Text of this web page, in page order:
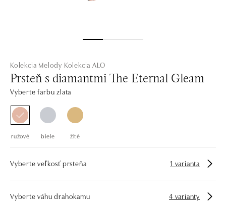
Kolekcia Melody Kolekcia ALO
Prsteň s diamantmi The Eternal Gleam
Vyberte farbu zlata
ružové biele žlté
Vyberte veľkosť prsteňa 1 varianta
Vyberte váhu drahokamu 4 varianty